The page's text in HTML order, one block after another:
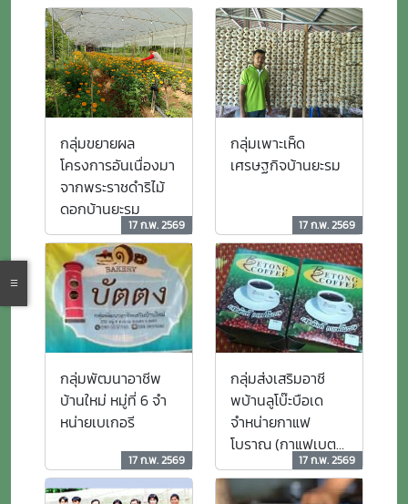
กลุ่มขยายผล
โครงการอันเนื่องมา
จากพระราชดำริไม้
ดอกบ้านยะรม
17 ก.พ. 2569
กลุ่มเพาะเห็ด
เศรษฐกิจบ้านยะรม
17 ก.พ. 2569
กลุ่มพัฒนาอาชีพ
บ้านใหม่ หมู่ที่ 6 จำ
หน่ายเบเกอรี
17 ก.พ. 2569
กลุ่มส่งเสริมอาชี
พบ้านลูโบ๊ะบือเด
จำหน่ายกาแฟ
โบราณ (กาแฟเบตง
แท้100%)
17 ก.พ. 2569